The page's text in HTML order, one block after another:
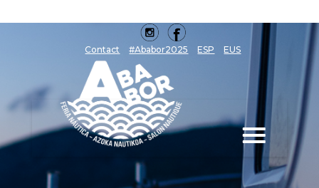
Contact #Ababor2025 ESP EUS